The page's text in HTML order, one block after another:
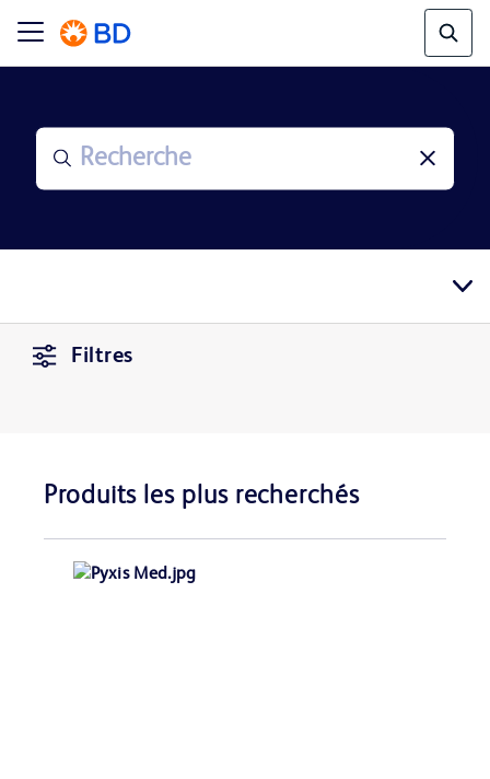
Filtres
Produits les plus recherchés